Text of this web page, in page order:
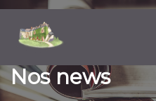
Nos news